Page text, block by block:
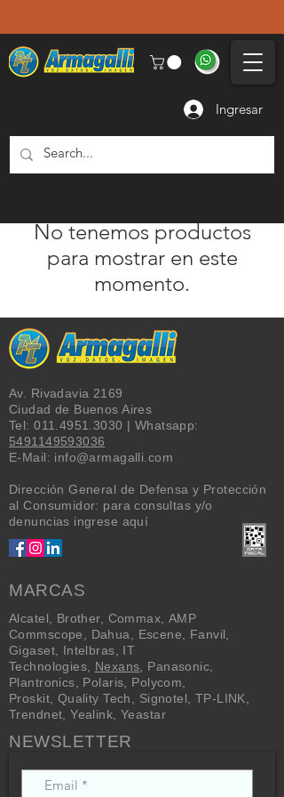
Ingresar
No tenemos productos
para mostrar en este
momento.
Av. Rivadavia 2169
Ciudad de Buenos Aires
Tel:011.4951.3030 | Whatsapp:
5491149593036
E-Mail: info@armagalli.com
Dirección General de Defensa y Protección
al Consumidor: para consultas y/o
denuncias ingrese aquí
MARCAS
Alcatel Brother, Commax AMP
Commscope
Dahua Escene Fanvil
Gigaset, Intelbras
IT
Technologies
Nexans Panasonic
Plantronics
Polaris Polycom
Proskit, Quality Tech Signotel TP-LINK
Trendnet ,Yealink ,Yeastar
NEWSLETTER